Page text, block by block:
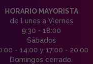
HORARIO MAYORISTA
de Lunes a Viernes
9:30 - 18:00
Sábados
- 14:00 y 17:00 - 20:00
Domingos cerrado.